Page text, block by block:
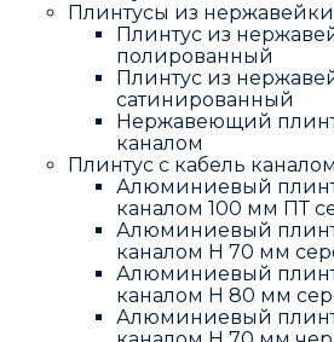
Плинтусы из нержавейки
Плинтус из
полированный
Плинтус из
сатинированный
Нержавеющий
каналом
Плинтус с кабель каналом
Алюминиевый
каналом 100 мм ПТ
Алюминиевый
каналом H 70 мм
Алюминиевый
каналом H 80 мм
Алюминиевый